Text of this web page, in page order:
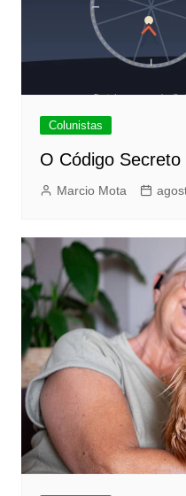
Colunistas
O Código
Marcio Mota